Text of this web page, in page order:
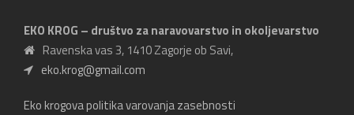
EKO KROG – društvo za naravovarstvo in okoljevarstvo
Ravenska vas 3, 1410 Zagorje ob Savi,
eko.krog@gmail.com
Eko krogova politika varovanja zasebnosti